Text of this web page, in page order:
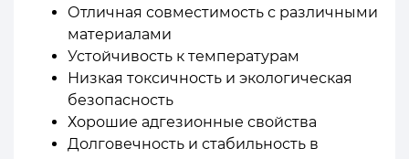
Отличная совместимость с различными
материалами
Устойчивость к температурам
Низкая токсичность и экологическая
безопасность
Хорошие адгезионные свойства
Долговечность и стабильность в